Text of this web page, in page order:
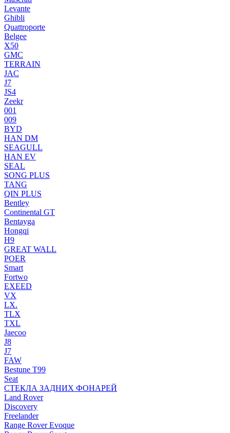
Levante
Ghibli
Quattroporte
Belgee
X50
GMC
TERRAIN
JAC
J7
JS4
Zeekr
001
009
BYD
HAN DM
SEAGULL
HAN EV
SEAL
SONG PLUS
TANG
QIN PLUS
Bentley
Continental GT
Bentayga
Hongqi
H9
GREAT WALL
POER
Smart
Fortwo
EXEED
VX
LX.
TLX
TXL
Jaecoo
J8
J7
FAW
Bestune T99
Seat
СТЕКЛА ЗАДНИХ ФОНАРЕЙ
Land Rover
Discovery
Freelander
Range Rover Evoque